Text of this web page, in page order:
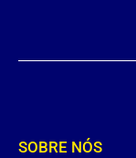
SOBRE NÓS